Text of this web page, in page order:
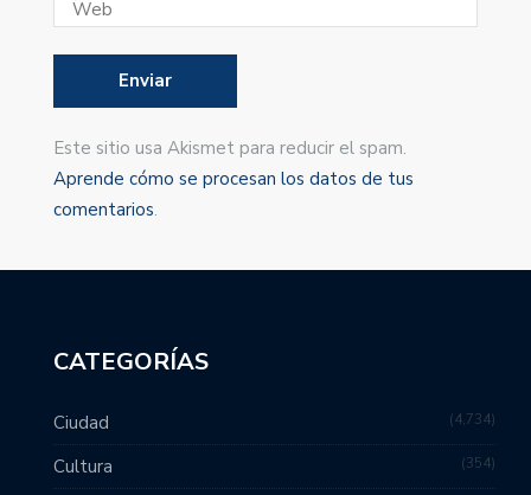
Este sitio usa Akismet para reducir el spam.
Aprende cómo se procesan los datos de tus
comentarios.
CATEGORÍAS
Ciudad 4,734
Cultura 354